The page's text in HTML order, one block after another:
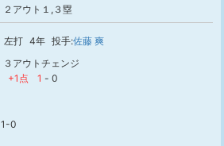
２アウト１,３塁
左打 4年 投手:佐藤 爽
３アウトチェンジ
+1点
1 - 0
1-0